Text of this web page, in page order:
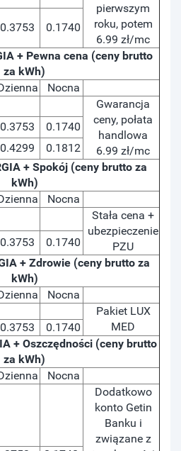
pierwszym
roku, potem
6.99 zł/mc
0.3753 0.1740
+ Pewna cena (ceny brutto
za kWh)
Nocna
Gwarancja
ceny, połata
handlowa
6.99 zł/mc
0.3753
0.1740
0.4299
0.1812
+ Spokój (ceny brutto za
kWh)
Nocna
Stała cena +
ubezpieczenie
PZU
0.3753
0.1740
+ Zdrowie (ceny brutto za
kWh)
Nocna
Pakiet LUX
MED
0.3753
0.1740
+ Oszczędności (ceny brutto
za kWh)
Nocna
Dodatkowo
konto Getin
Banku i
związane z